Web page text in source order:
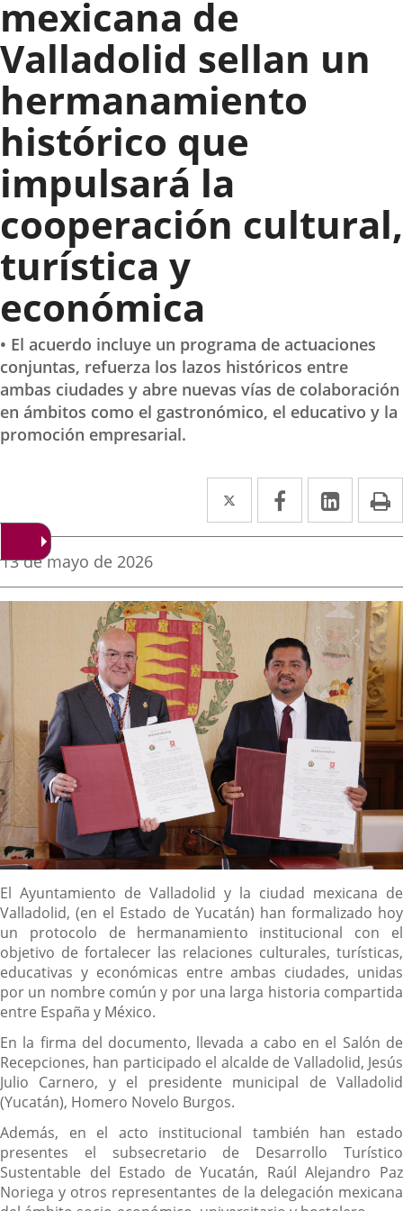
mexicana de
Valladolid sellan un
hermanamiento
histórico que
impulsará la
cooperación cultural,
turística y
económica
• El acuerdo incluye un programa de actuaciones
conjuntas, refuerza los lazos históricos entre
ambas ciudades y abre nuevas vías de colaboración
en ámbitos como el gastronómico, el educativo y la
promoción empresarial.
Twitter
Enlace
a
aplicación
externa.
Facebook
Enlace
a
aplicación
externa.
Enlace
a
Fecha
la
13 de mayo de 2026
Descripción
El Ayuntamiento de Valladolid y la ciudad mexicana de
Valladolid, (en el Estado de Yucatán) han formalizado hoy
un protocolo de hermanamiento institucional con el
objetivo de fortalecer las relaciones culturales, turísticas,
educativas y económicas entre ambas ciudades, unidas
por un nombre común y por una larga historia compartida
entre España y México.
En la firma del documento, llevada a cabo en el Salón de
Recepciones, han participado el alcalde de Valladolid, Jesús
Julio Carnero, y el presidente municipal de Valladolid
(Yucatán), Homero Novelo Burgos.
Además, en el acto institucional también han estado
presentes el subsecretario de Desarrollo Turístico
Sustentable del Estado de Yucatán, Raúl Alejandro Paz
Noriega y otros representantes de la delegación mexicana